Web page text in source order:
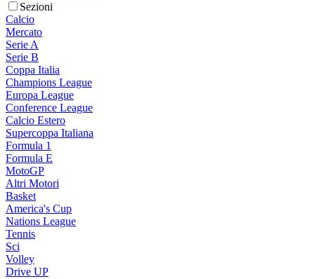
Sezioni
Calcio
Mercato
Serie A
Serie B
Coppa Italia
Champions League
Europa League
Conference League
Calcio Estero
Supercoppa Italiana
Formula 1
Formula E
MotoGP
Altri Motori
Basket
America's Cup
Nations League
Tennis
Sci
Volley
Drive UP